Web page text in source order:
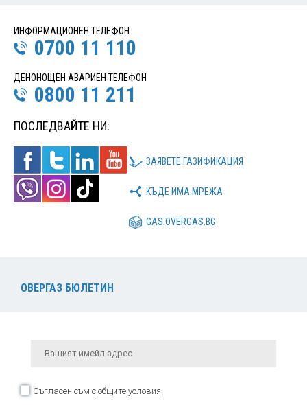
ИНФОРМАЦИОНЕН ТЕЛЕФОН
0700 11 110
ДЕНОНОЩЕН АВАРИЕН ТЕЛЕФОН
0800 11 211
ПОСЛЕДВАЙТЕ НИ:
ЗАЯВЕТЕ ГАЗИФИКАЦИЯ
КЪДЕ ИМА МРЕЖА
GAS.OVERGAS.BG
ОВЕРГАЗ БЮЛЕТИН
Съгласен съм с общите условия.